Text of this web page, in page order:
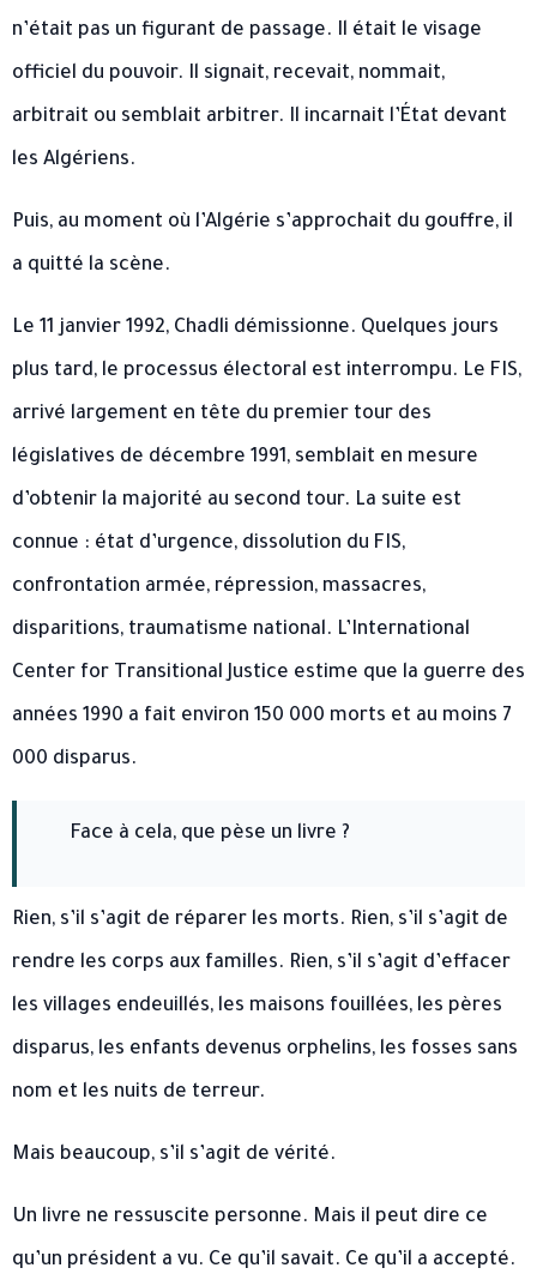
n’était pas un figurant de passage. Il était le visage
officiel du pouvoir. Il signait, recevait, nommait,
arbitrait ou semblait arbitrer. Il incarnait l’État devant
les Algériens.
Puis, au moment où l’Algérie s’approchait du gouffre, il
a quitté la scène.
Le 11 janvier 1992, Chadli démissionne. Quelques jours
plus tard, le processus électoral est interrompu. Le FIS,
arrivé largement en tête du premier tour des
législatives de décembre 1991, semblait en mesure
d’obtenir la majorité au second tour. La suite est
connue : état d’urgence, dissolution du FIS,
confrontation armée, répression, massacres,
disparitions, traumatisme national. L’International
Center for Transitional Justice estime que la guerre des
années 1990 a fait environ 150 000 morts et au moins 7
000 disparus.
Face à cela, que pèse un livre ?
Rien, s’il s’agit de réparer les morts. Rien, s’il s’agit de
rendre les corps aux familles. Rien, s’il s’agit d’effacer
les villages endeuillés, les maisons fouillées, les pères
disparus, les enfants devenus orphelins, les fosses sans
nom et les nuits de terreur.
Mais beaucoup, s’il s’agit de vérité.
Un livre ne ressuscite personne. Mais il peut dire ce
qu’un président a vu. Ce qu’il savait. Ce qu’il a accepté.